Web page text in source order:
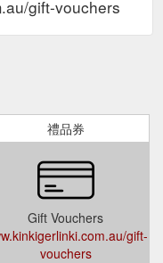
gift-vouchers
禮品券
Gift Vouchers
gift-
vouchers